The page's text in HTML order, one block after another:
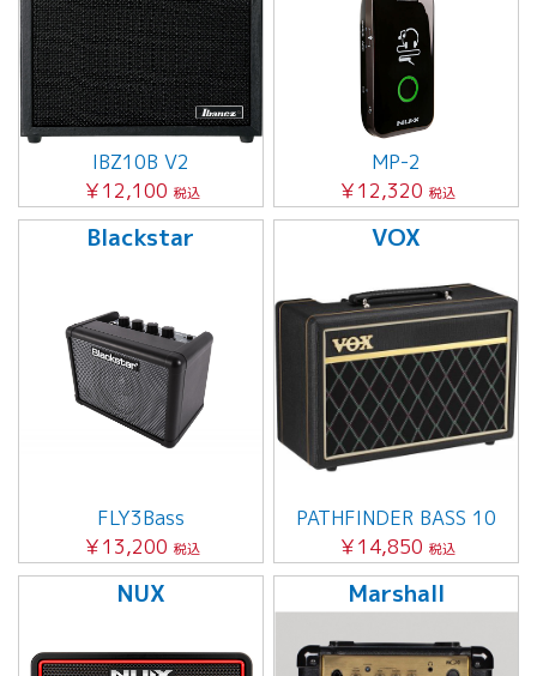
IBZ10B V2
￥12,100 税込
MP-2
￥12,320 税込
Blackstar
FLY3Bass
￥13,200 税込
VOX
PATHFINDER BASS 10
￥14,850 税込
NUX Marshall